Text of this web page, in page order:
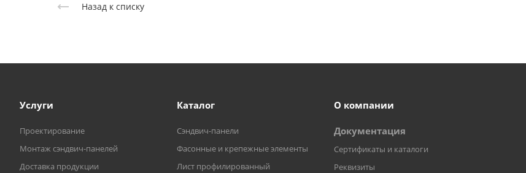
Назад к списку
Услуги
Проектирование
Монтаж сэндвич-панелей
Доставка продукции
Каталог
Сэндвич-панели
Фасонные и крепежные элементы
Лист профилированный
О компании
Документация
Сертификаты и каталоги
Реквизиты